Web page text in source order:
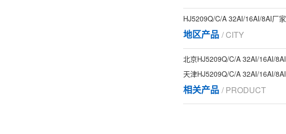
HJ5209Q/C/A 32AI/16AI/8AI厂家
地区产品 / CITY
北京HJ5209Q/C/A 32AI/16AI/8AI
天津HJ5209Q/C/A 32AI/16AI/8AI
相关产品 / PRODUCT